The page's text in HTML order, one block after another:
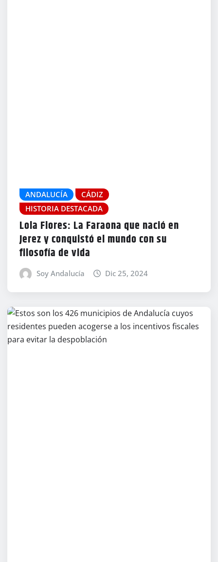
ANDALUCÍA
CÁDIZ
HISTORIA DESTACADA
Lola Flores: La Faraona que nació en
Jerez y conquistó el mundo con su
filosofía de vida
Soy Andalucía Dic 25, 2024